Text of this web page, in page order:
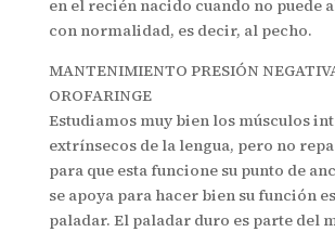
en el recién nacido cuando no puede
con normalidad, es decir, al pecho.
MANTENIMIENTO PRESIÓN
OROFARINGE
Estudiamos muy bien los músculos
extrínsecos de la lengua, pero no
para que esta funcione su punto de
se apoya para hacer bien su función
paladar. El paladar duro es parte del